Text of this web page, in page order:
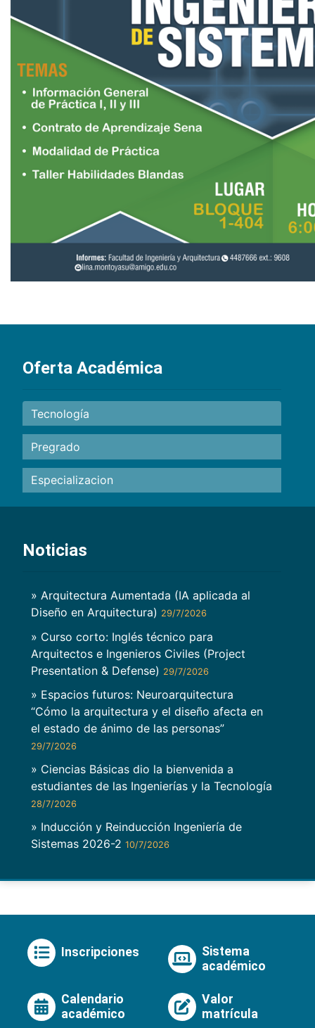
Oferta Académica
Tecnología
Pregrado
Especializacion
Noticias
» Arquitectura Aumentada (IA aplicada al
Diseño en Arquitectura) 29/7/2026
» Curso corto: Inglés técnico para
Arquitectos e Ingenieros Civiles (Project
Presentation & Defense) 29/7/2026
» Espacios futuros: Neuroarquitectura
“Cómo la arquitectura y el diseño afecta en
el estado de ánimo de las personas”
29/7/2026
» Ciencias Básicas dio la bienvenida a
estudiantes de las Ingenierías y la Tecnología
28/7/2026
» Inducción y Reinducción Ingeniería de
Sistemas 2026-2 10/7/2026
Inscripciones
Sistema
académico
Calendario
académico
Valor
matrícula